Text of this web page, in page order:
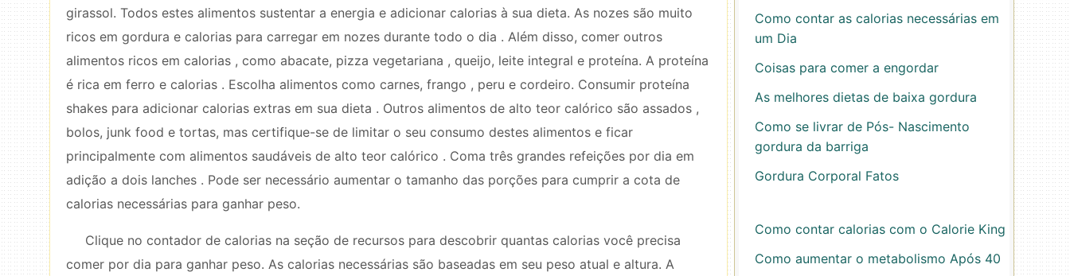
girassol. Todos estes alimentos sustentar a energia e adicionar calorias à sua dieta. As nozes são muito
ricos em gordura e calorias para carregar em nozes durante todo o dia . Além disso, comer outros
alimentos ricos em calorias , como abacate, pizza vegetariana , queijo, leite integral e proteína. A proteína
é rica em ferro e calorias . Escolha alimentos como carnes, frango , peru e cordeiro. Consumir proteína
shakes para adicionar calorias extras em sua dieta . Outros alimentos de alto teor calórico são assados ​​,
bolos, junk food e tortas, mas certifique-se de limitar o seu consumo destes alimentos e ficar
principalmente com alimentos saudáveis ​​de alto teor calórico . Coma três grandes refeições por dia em
adição a dois lanches . Pode ser necessário aumentar o tamanho das porções para cumprir a cota de
calorias necessárias para ganhar peso.
Clique no contador de calorias na seção de recursos para descobrir quantas calorias você precisa
comer por dia para ganhar peso. As calorias necessárias são baseadas em seu peso atual e altura. A
Como contar as calorias necessárias em
um Dia
Coisas para comer a engordar
As melhores dietas de baixa gordura
Como se livrar de Pós- Nascimento
gordura da barriga
Gordura Corporal Fatos
Como contar calorias com o Calorie King
Como aumentar o metabolismo Após 40